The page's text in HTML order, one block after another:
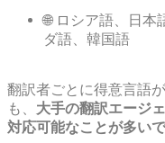
🌐 ロシア語、日
ダ語、韓国語
翻訳者ごとに得意言語
も、 大手の翻訳エージ
対応可能なことが多いで